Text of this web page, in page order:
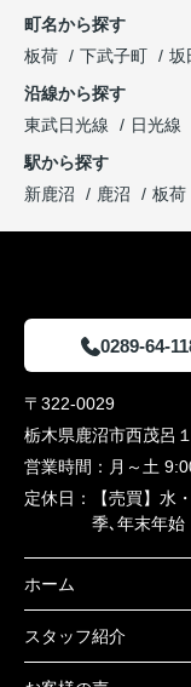
町名から探す
板荷
下武子町 坂
沿線から探す
東武日光線
日光線
駅から探す
新鹿沼
鹿沼 板荷
0289-64-
〒322-0029
栃木県鹿沼市西茂呂
営業時間： 月～土
定休日：
【売買】水
季､年末年始
ホーム
スタッフ紹介